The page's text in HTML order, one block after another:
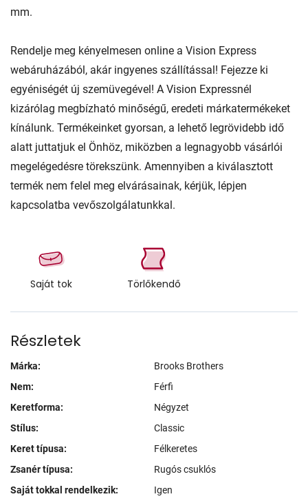
mm.
Rendelje meg kényelmesen online a Vision Express
webáruházából, akár ingyenes szállítással! Fejezze ki
egyéniségét új szemüvegével! A Vision Expressnél
kizárólag megbízható minőségű, eredeti márkatermékeket
kínálunk. Termékeinket gyorsan, a lehető legrövidebb idő
alatt juttatjuk el Önhöz, miközben a legnagyobb vásárlói
megelégedésre törekszünk. Amennyiben a kiválasztott
termék nem felel meg elvárásainak, kérjük, lépjen
kapcsolatba vevőszolgálatunkkal.
Saját tok Törlőkendő
Részletek
Márka:
Brooks Brothers
Nem:
Férfi
Keretforma:
Négyzet
Stílus:
Classic
Keret típusa:
Félkeretes
Zsanér típusa:
Rugós csuklós
Saját tokkal rendelkezik:
Igen